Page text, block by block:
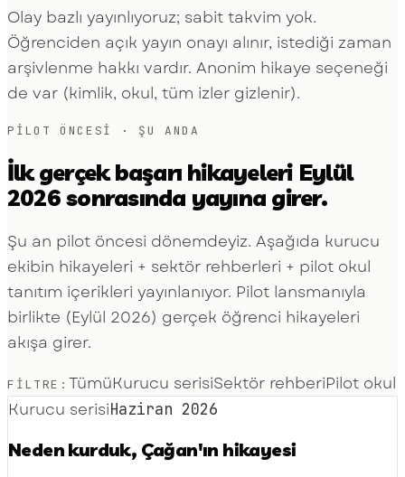
Olay bazlı yayınlıyoruz; sabit takvim yok.
Öğrenciden açık yayın onayı alınır, istediği zaman
arşivlenme hakkı vardır. Anonim hikaye seçeneği
de var (kimlik, okul, tüm izler gizlenir).
PILOT ÖNCESI · ŞU ANDA
İlk gerçek başarı hikayeleri Eylül
2026 sonrasında yayına girer.
Şu an pilot öncesi dönemdeyiz. Aşağıda kurucu
ekibin hikayeleri + sektör rehberleri + pilot okul
tanıtım içerikleri yayınlanıyor. Pilot lansmanıyla
birlikte (Eylül 2026) gerçek öğrenci hikayeleri
akışa girer.
FILTRE: TümüKurucu serisiSektör rehberiPilot okul
Kurucu serisiHaziran 2026
Neden kurduk, Çağan'ın hikayesi